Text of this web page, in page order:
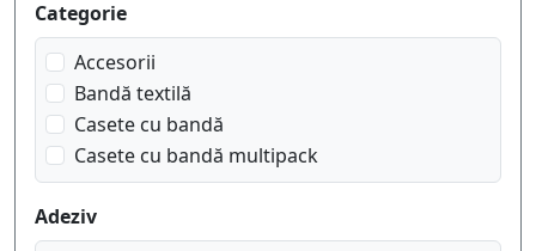
Categorie
Accesorii
Bandă textilă
Casete cu bandă
Casete cu bandă multipack
Adeziv